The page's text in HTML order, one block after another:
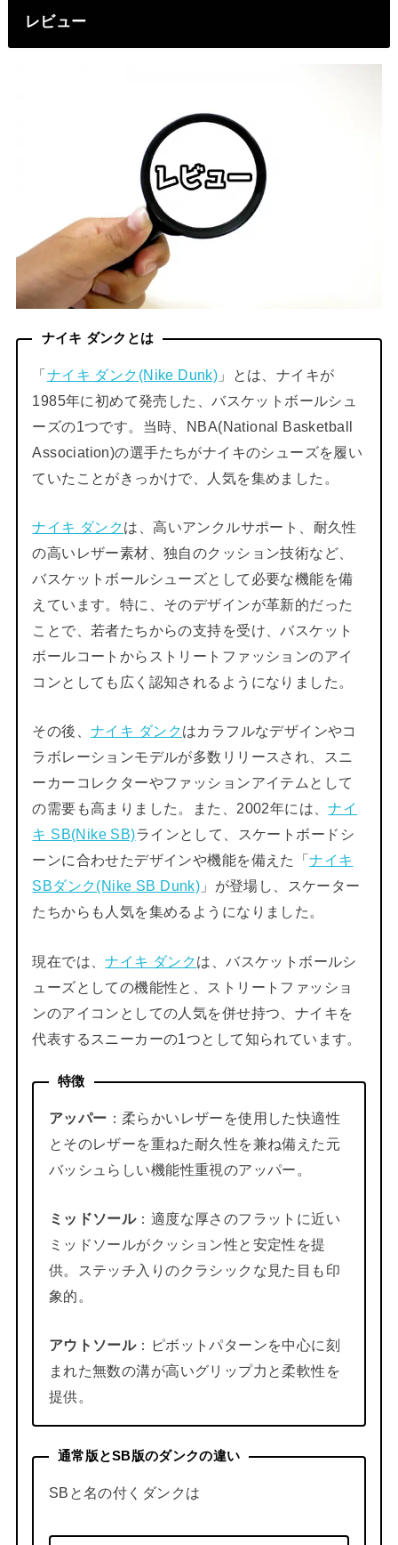
レビュー
ナイキ ダンクとは
「ナイキ ダンク(Nike Dunk) 」とは、ナイキが
1985年に初めて発売した、バスケットボールシュ
ーズの1つです。当時、NBA(National Basketball
Association)の選手たちがナイキのシューズを履い
ていたことがきっかけで、人気を集めました。
ナイキ ダンクは、高いアンクルサポート、耐久性
の高いレザー素材、独自のクッション技術など、
バスケットボールシューズとして必要な機能を備
えています。特に、そのデザインが革新的だった
ことで、若者たちからの支持を受け、バスケット
ボールコートからストリートファッションのアイ
コンとしても広く認知されるようになりました。
その後、ナイキ ダンクはカラフルなデザインやコ
ラボレーションモデルが多数リリースされ、スニ
ーカーコレクターやファッションアイテムとして
の需要も高まりました。また、2002年には、ナイ
キ SB(Nike SB)ラインとして、スケートボードシ
ーンに合わせたデザインや機能を備えた「ナイキ
SBダンク(Nike SB Dunk) 」が登場し、スケーター
たちからも人気を集めるようになりました。
現在では、ナイキ ダンクは、バスケットボールシ
ューズとしての機能性と、ストリートファッショ
ンのアイコンとしての人気を併せ持つ、ナイキを
代表するスニーカーの1つとして知られています。
特徴
アッパー ：柔らかいレザーを使用した快適性
とそのレザーを重ねた耐久性を兼ね備えた元
バッシュらしい機能性重視のアッパー。
ミッドソール：適度な厚さのフラットに近い
ミッドソールがクッション性と安定性を提
供。ステッチ入りのクラシックな見た目も印
象的。
アウトソール：ピボットパターンを中心に刻
まれた無数の溝が高いグリップ力と柔軟性を
提供。
通常版とSB版のダンクの違い
SBと名の付くダンクは